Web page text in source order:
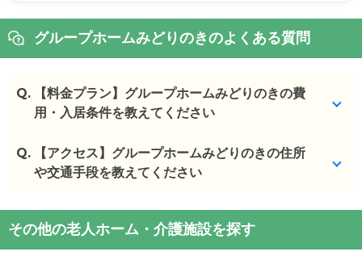
グループホームみどりのきのよくある質問
Q.
【料金プラン】グループホームみどりのきの費
用・入居条件を教えてください
グループホームみどりのきの入居金・月額料金は次
のとおりです。
・月額費用が14万円
Q.
【アクセス】グループホームみどりのきの住所
や交通手段を教えてください
グループホームみどりのきの交通アクセス
・住所：福岡県北九州市門司区大久保1-9-2
・最寄り駅：門司港駅1.7km九州鉄道記念館駅
その他の老人ホーム・介護施設を探す